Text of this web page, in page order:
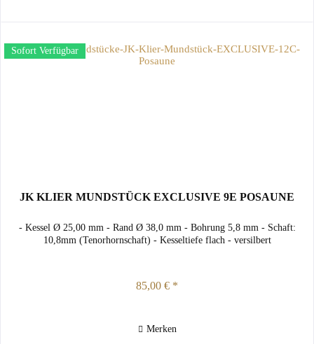
Sofort Verfügbar
JK KLIER MUNDSTÜCK EXCLUSIVE 9E POSAUNE
- Kessel Ø 25,00 mm - Rand Ø 38,0 mm - Bohrung 5,8 mm - Schaft:
10,8mm (Tenorhornschaft) - Kesseltiefe flach - versilbert
85,00 € *
Merken